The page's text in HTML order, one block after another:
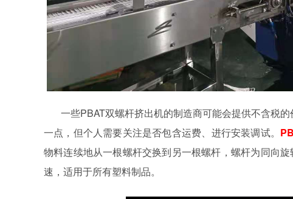
一些PBAT双螺杆挤出机的制造商可能会提供不含税的
一点，但个人需要关注是否包含运费、进行安装调试。
物料连续地从一根螺杆交换到另一根螺杆 ， 螺杆为同向
速 ， 适用于所有塑料制品。